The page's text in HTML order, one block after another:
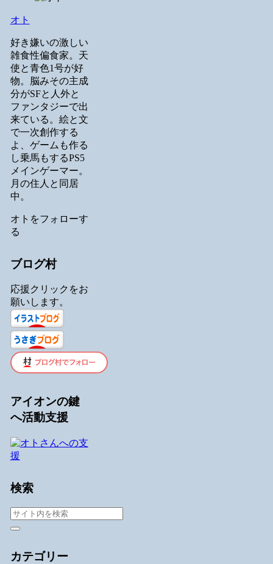
オト
好き嫌いの激しい
雑食性偏食家。天
使と青色1号が好
物。脳みその主成
分がSFと人外と
ファンタジーで出
来ている。絵と文
で一次創作する
よ、ゲームも作る
し乗馬もするPS5
メインゲーマー。
月の住人と同居
中。
オトをフォローす
る
ブログ村
応援クリックをお
願いします。
アイオンの鍵
へ活動支援
検索
カテゴリー